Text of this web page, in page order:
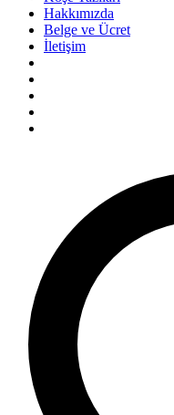
Hakkımızda
Belge ve Ücret
İletişim